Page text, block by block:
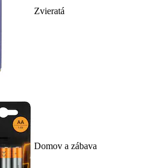
Zvieratá
Domov a zábava